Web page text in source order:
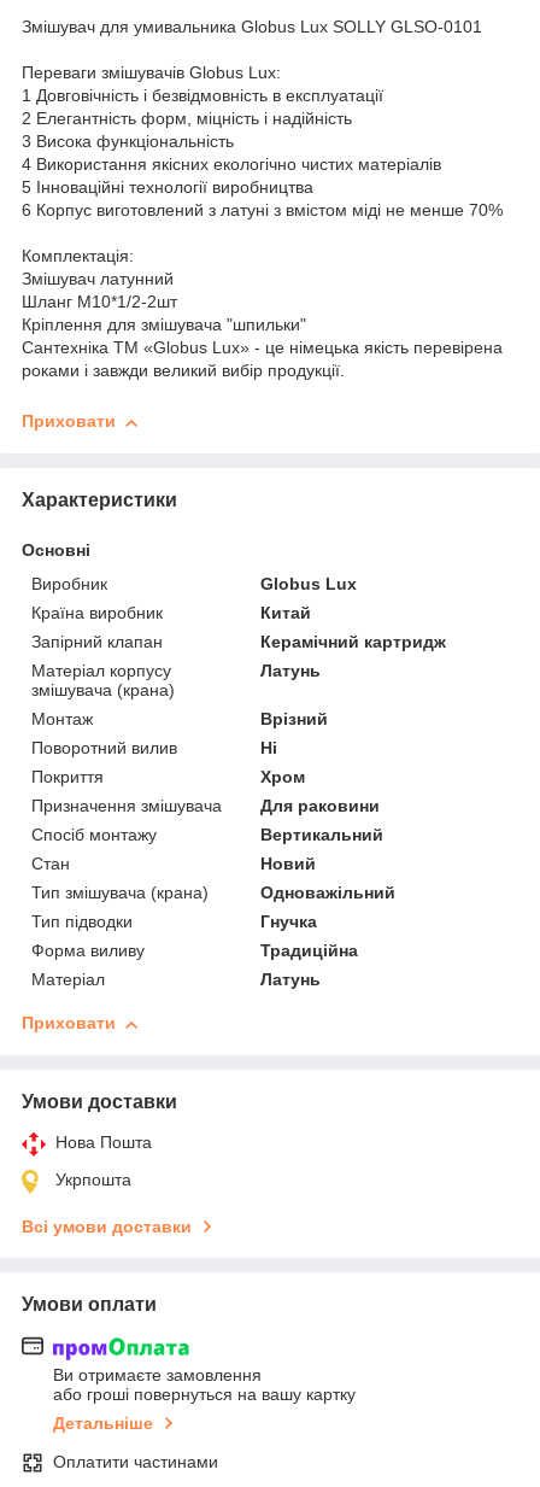
Змішувач для умивальника Globus Lux SOLLY GLSO-0101
Переваги змішувачів Globus Lux:
1 Довговічність і безвідмовність в експлуатації
2 Елегантність форм, міцність і надійність
3 Висока функціональність
4 Використання якісних екологічно чистих матеріалів
5 Інноваційні технології виробництва
6 Корпус виготовлений з латуні з вмістом міді не менше 70%
Комплектація:
Змішувач латунний
Шланг М10*1/2-2шт
Кріплення для змішувача "шпильки"
Сантехніка ТМ «Globus Lux» - це німецька якість перевірена
роками і завжди великий вибір продукції.
Приховати
Характеристики
Основні
Виробник
Globus Lux
Країна виробник
Китай
Запірний клапан
Керамічний картридж
Матеріал корпусу
змішувача (крана)
Латунь
Монтаж
Врізний
Поворотний вилив
Ні
Покриття
Хром
Призначення змішувача
Для раковини
Спосіб монтажу
Вертикальний
Стан
Новий
Тип змішувача (крана)
Одноважільний
Тип підводки
Гнучка
Форма виливу
Традиційна
Матеріал
Латунь
Приховати
Умови доставки
Нова Пошта
Укрпошта
Всі умови доставки
Умови оплати
Ви отримаєте замовлення
або гроші повернуться на вашу картку
Детальніше
Оплатити частинами